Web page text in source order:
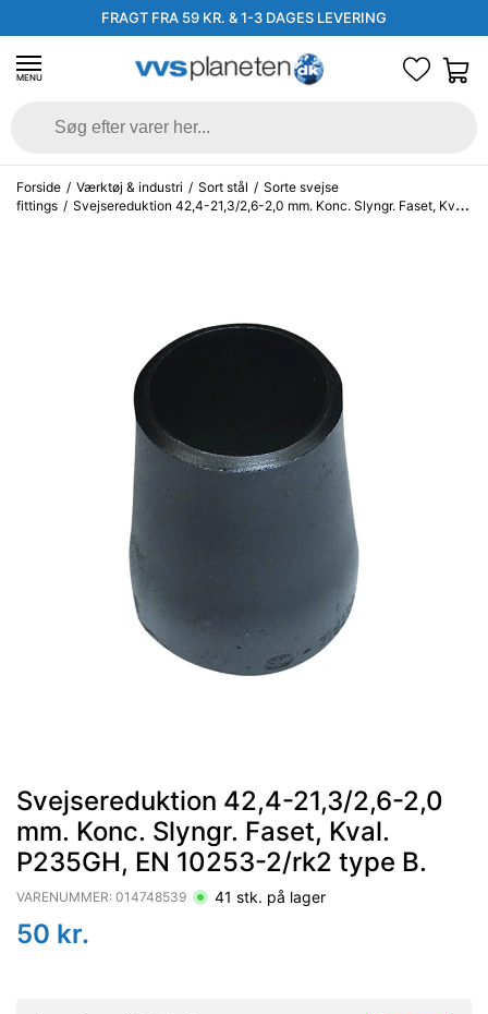
FRAGT FRA 59 KR. & 1-3 DAGES LEVERING
MENU
Forside / Værktøj & industri / Sort stål / Sorte svejse
fittings / Svejsereduktion 42,4-21,3/2,6-2,0 mm. Konc. Slyngr. Faset, Kval.
Svejsereduktion 42,4-21,3/2,6-2,0
mm. Konc. Slyngr. Faset, Kval.
P235GH, EN 10253-2/rk2 type B.
VARENUMMER: 014748539 41 stk. på lager
50 kr.